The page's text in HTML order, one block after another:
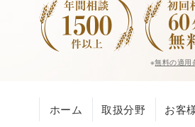
※無料の適用
ホーム 取扱分野 お客